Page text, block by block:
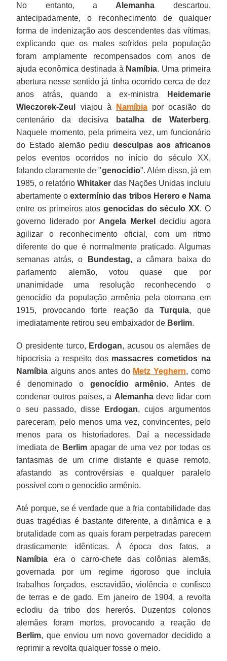
No entanto, a Alemanha descartou,
antecipadamente, o reconhecimento de qualquer
forma de indenização aos descendentes das vítimas,
explicando que os males sofridos pela população
foram amplamente recompensados com anos de
ajuda econômica destinada à Namíbia. Uma primeira
abertura nesse sentido já tinha ocorrido cerca de dez
anos atrás, quando a ex-ministra
Heidemarie
Wieczorek-Zeul
viajou à Namíbia por ocasião do
centenário da decisiva
batalha de Waterberg.
Naquele momento, pela primeira vez, um funcionário
do Estado alemão pediu desculpas aos africanos
pelos eventos ocorridos no início do século XX,
falando claramente de "genocídio". Além disso, já em
1985, o relatórioWhitaker das Nações Unidas incluiu
abertamente oextermínio das tribos Herero e Nama
entre os primeiros atos genocidas do século XX. O
governo liderado por Angela Merkel
decidiu agora
agilizar o reconhecimento oficial, com um ritmo
diferente do que é normalmente praticado. Algumas
semanas atrás, o
Bundestag, a câmara baixa do
parlamento alemão, votou quase que por
unanimidade uma resolução reconhecendo o
genocídio da população armênia pela otomana em
1915, provocando forte reação da Turquia, que
imediatamente retirou seu embaixador de Berlim.
O presidente turco, Erdogan, acusou os alemães de
hipocrisia a respeito dos massacres cometidos na
Namíbia alguns anos antes do Metz Yeghern, como
é denominado o genocídio armênio. Antes de
condenar outros países, a Alemanhadeve lidar com
o seu passado, disse
Erdogan, cujos argumentos
pareceram, pelo menos uma vez, convincentes, pelo
menos para os historiadores. Daí a necessidade
imediata de Berlim apagar de uma vez por todas os
fantasmas de um crime distante e quase remoto,
afastando as controvérsias e qualquer paralelo
possível com o genocídio armênio.
Até porque, se é verdade que a fria contabilidade das
duas tragédias é bastante diferente, a dinâmica e a
brutalidade com as quais foram perpetradas parecem
drasticamente idênticas. À época dos fatos, a
Namíbia era o carro-chefe das colônias alemãs,
governada por um regime rigoroso que incluía
trabalhos forçados, escravidão, violência e confisco
de terras e de gado. Em janeiro de 1904, a revolta
eclodiu da tribo dos hererós. Duzentos colonos
alemães foram mortos, provocando a reação de
Berlim, que enviou um novo governador decidido a
reprimir a revolta qualquer fosse o meio.